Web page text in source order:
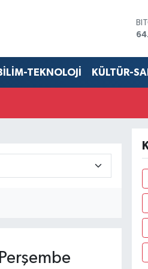
TEKNOLOJİ KÜLTÜR-